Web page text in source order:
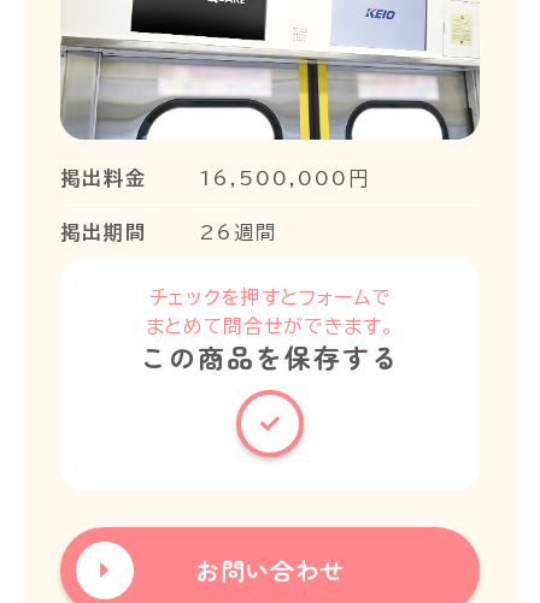
掲出料金 16,500,000円
掲出期間 26週間
チェックを押すとフォームで
まとめて問合せができます。
この商品を保存する
お問い合わせ